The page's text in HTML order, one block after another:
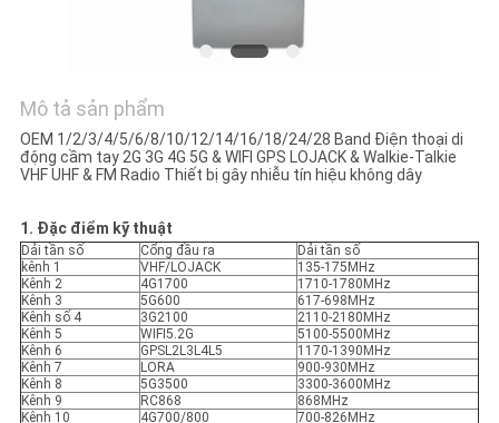
YÊU
CẦU
GIÁ
SƠ
ĐỒ
TRANG
Mô tả sản phẩm
OEM 1/2/3/4/5/6/8/10/12/14/16/18/24/28 Band Điện thoại di
động cầm tay 2G 3G 4G 5G & WIFI GPS LOJACK & Walkie-Talkie
VHF UHF & FM Radio Thiết bị gây nhiễu tín hiệu không dây
1. Đặc điểm kỹ thuật
Dải tần số Cổng đầu ra
Dải tần số
kênh 1
VHF/LOJACK
135-175MHz
Kênh 2
4G1700
1710-1780MHz
Kênh 3
5G600
617-698MHz
Kênh số 4
3G2100
2110-2180MHz
Kênh 5
WIFI5.2G
5100-5500MHz
Kênh 6
GPSL2L3L4L5
1170-1390MHz
Kênh 7
LORA
900-930MHz
Kênh 8
5G3500
3300-3600MHz
Kênh 9
RC868
868MHz
Kênh 10
4G700/800
700-826MHz